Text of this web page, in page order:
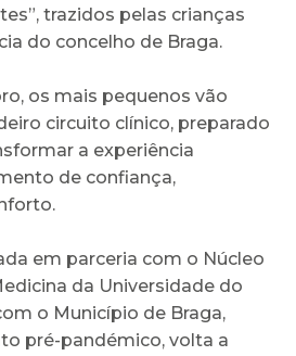
trazidos pelas crianças
do concelho de Braga.
os mais pequenos vão
circuito clínico, preparado
a experiência
de confiança,
em parceria com o Núcleo
da Universidade do
o Município de Braga,
pré-pandémico, volta a